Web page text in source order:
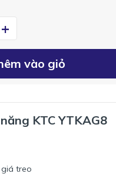
+
vào giỏ
KTC YTKAG8
giá treo